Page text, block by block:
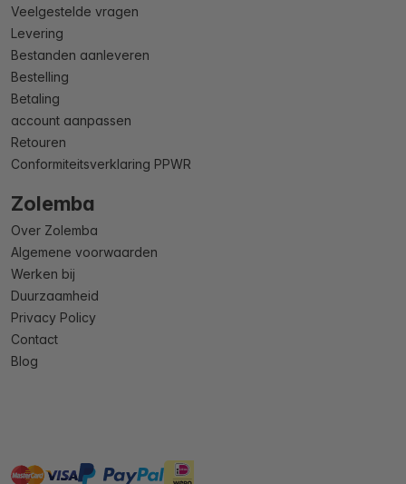
Veelgestelde vragen
Levering
Bestanden aanleveren
Bestelling
Betaling
account aanpassen
Retouren
Conformiteitsverklaring PPWR
Zolemba
Over Zolemba
Algemene voorwaarden
Werken bij
Duurzaamheid
Privacy Policy
Contact
Blog
mastervisa paypal ideal